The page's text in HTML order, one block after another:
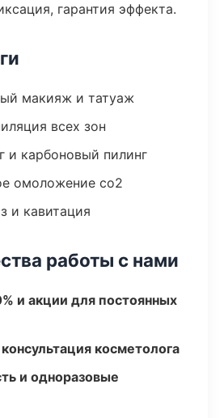
гарантия эффекта.
макияж и татуаж
всех зон
и карбоновый пилинг
омоложение co2
и кавитация
работы с нами
и акции для постоянных
косметолога
и одноразовые